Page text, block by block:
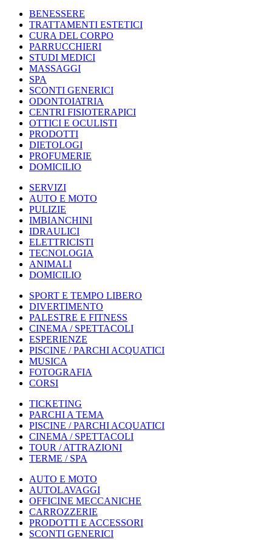
BENESSERE
TRATTAMENTI ESTETICI
CURA DEL CORPO
PARRUCCHIERI
STUDI MEDICI
MASSAGGI
SPA
SCONTI GENERICI
ODONTOIATRIA
CENTRI FISIOTERAPICI
OTTICI E OCULISTI
PRODOTTI
DIETOLOGI
PROFUMERIE
DOMICILIO
SERVIZI
AUTO E MOTO
PULIZIE
IMBIANCHINI
IDRAULICI
ELETTRICISTI
TECNOLOGIA
ANIMALI
DOMICILIO
SPORT E TEMPO LIBERO
DIVERTIMENTO
PALESTRE E FITNESS
CINEMA / SPETTACOLI
ESPERIENZE
PISCINE / PARCHI ACQUATICI
MUSICA
FOTOGRAFIA
CORSI
TICKETING
PARCHI A TEMA
PISCINE / PARCHI ACQUATICI
CINEMA / SPETTACOLI
TOUR / ATTRAZIONI
TERME / SPA
AUTO E MOTO
AUTOLAVAGGI
OFFICINE MECCANICHE
CARROZZERIE
PRODOTTI E ACCESSORI
SCONTI GENERICI